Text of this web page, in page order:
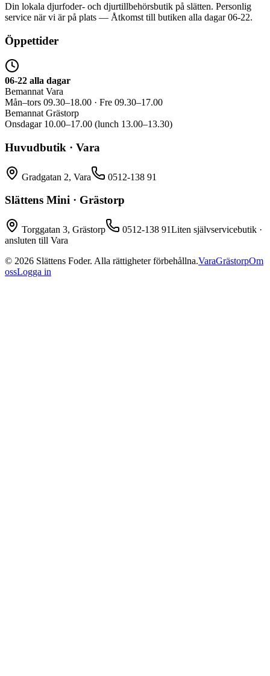
Din lokala djurfoder- och djurtillbehörsbutik på slätten. Personlig
service när vi är på plats — Åtkomst till butiken alla dagar 06-22.
Öppettider
06-22 alla dagar
Bemannat Vara
Mån–tors 09.30–18.00 · Fre 09.30–17.00
Bemannat Grästorp
Onsdagar 10.00–17.00 (lunch 13.00–13.30)
Huvudbutik · Vara
Gradgatan 2, Vara 0512-138 91
Slättens Mini · Grästorp
Torggatan 3, Grästorp 0512-138 91Liten självservicebutik ·
ansluten till Vara
© 2026 Slättens Foder. Alla rättigheter förbehållna.VaraGrästorpOm
ossLogga in